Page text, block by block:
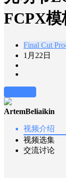
FCPX模
Final Cut
1月22日
ArtemBeliaikin
视频介绍
视频选集
交流讨论